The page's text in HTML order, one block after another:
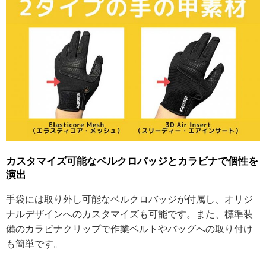
カスタマイズ可能なベルクロバッジとカラビナで個性を
演出
手袋には取り外し可能なベルクロバッジが付属し、オリジ
ナルデザインへのカスタマイズも可能です。また、標準装
備のカラビナクリップで作業ベルトやバッグへの取り付け
も簡単です。